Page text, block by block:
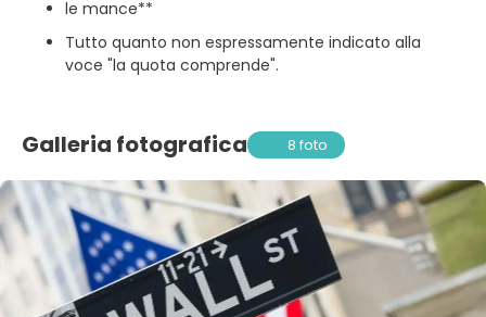
le mance**
Tutto quanto non espressamente indicato alla
voce "la quota comprende".
Galleria fotografica 8 foto